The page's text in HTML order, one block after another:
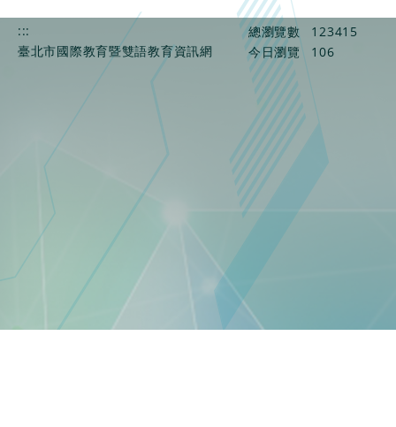
Enter
查
:::
臺北市國際教育暨雙語教育資訊網
總瀏覽數
123415
今日瀏覽
106